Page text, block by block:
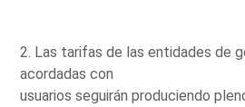
2. Las tarifas de las entidades de
acordadas con
usuarios seguirán produciendo